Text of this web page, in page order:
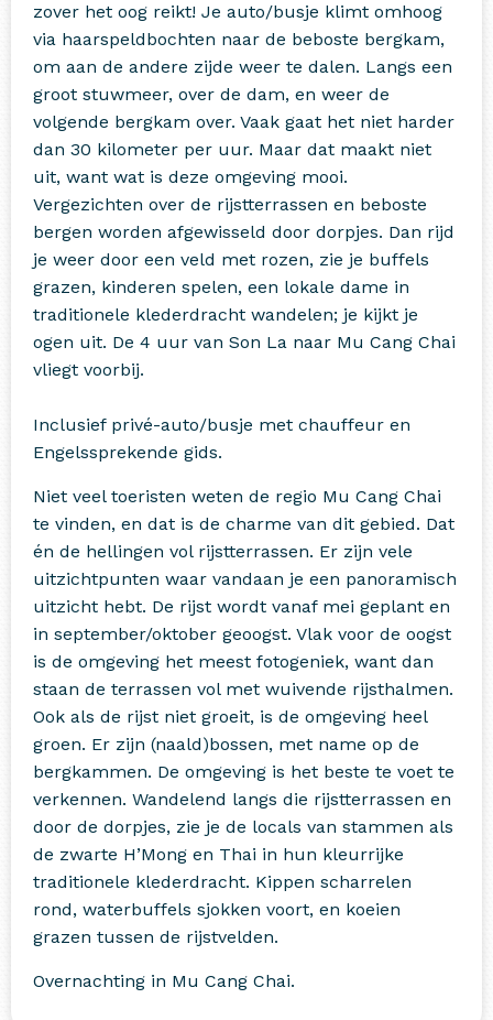
zover het oog reikt! Je auto/busje klimt omhoog
via haarspeldbochten naar de beboste bergkam,
om aan de andere zijde weer te dalen. Langs een
groot stuwmeer, over de dam, en weer de
volgende bergkam over. Vaak gaat het niet harder
dan 30 kilometer per uur. Maar dat maakt niet
uit, want wat is deze omgeving mooi.
Vergezichten over de rijstterrassen en beboste
bergen worden afgewisseld door dorpjes. Dan rijd
je weer door een veld met rozen, zie je buffels
grazen, kinderen spelen, een lokale dame in
traditionele klederdracht wandelen; je kijkt je
ogen uit. De 4 uur van Son La naar Mu Cang Chai
vliegt voorbij.
Inclusief privé-auto/busje met chauffeur en
Engelssprekende gids.
Niet veel toeristen weten de regio Mu Cang Chai
te vinden, en dat is de charme van dit gebied. Dat
én de hellingen vol rijstterrassen. Er zijn vele
uitzichtpunten waar vandaan je een panoramisch
uitzicht hebt. De rijst wordt vanaf mei geplant en
in september/oktober geoogst. Vlak voor de oogst
is de omgeving het meest fotogeniek, want dan
staan de terrassen vol met wuivende rijsthalmen.
Ook als de rijst niet groeit, is de omgeving heel
groen. Er zijn (naald)bossen, met name op de
bergkammen. De omgeving is het beste te voet te
verkennen. Wandelend langs die rijstterrassen en
door de dorpjes, zie je de locals van stammen als
de zwarte H’Mong en Thai in hun kleurrijke
traditionele klederdracht. Kippen scharrelen
rond, waterbuffels sjokken voort, en koeien
grazen tussen de rijstvelden.
Overnachting in Mu Cang Chai.